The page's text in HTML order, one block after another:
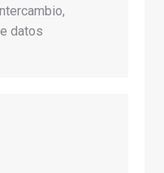
datos